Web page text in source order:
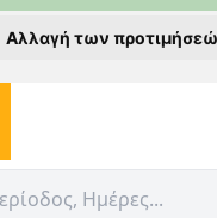
Αλλαγή των